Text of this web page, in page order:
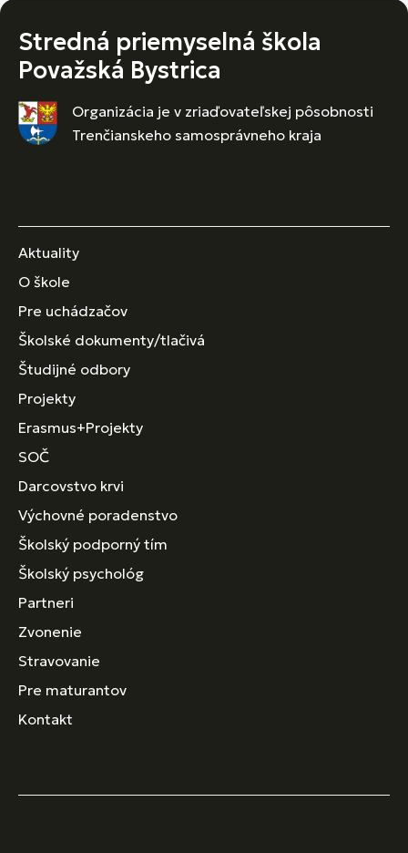
Stredná priemyselná škola
Považská Bystrica
Organizácia je v zriaďovateľskej pôsobnosti
Trenčianskeho samosprávneho kraja
Aktuality
O škole
Pre uchádzačov
Školské dokumenty/tlačivá
Študijné odbory
Projekty
Erasmus+Projekty
SOČ
Darcovstvo krvi
Výchovné poradenstvo
Školský podporný tím
Školský psychológ
Partneri
Zvonenie
Stravovanie
Pre maturantov
Kontakt